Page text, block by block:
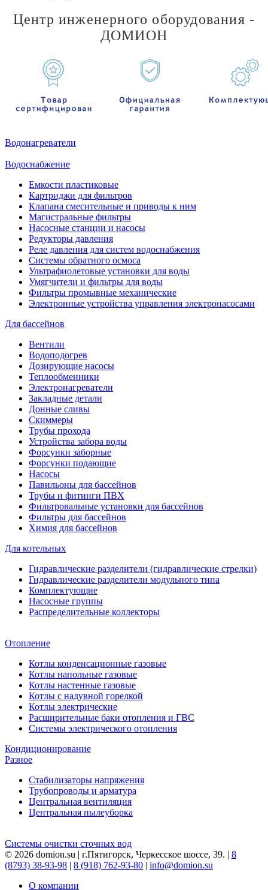
Центр инженерного оборудования -
ДОМИОН
Водонагреватели
Водоснабжение
Емкости пластиковые
Картриджи для фильтров
Клапана смесительные и приводы к ним
Магистральные фильтры
Насосные станции и насосы
Редукторы давления
Реле давления для систем водоснабжения
Системы обратного осмоса
Ультрафиолетовые установки для воды
Умягчители и фильтры для воды
Фильтры промывные механические
Электронные устройства управления электронасосами
Для бассейнов
Вентили
Водоподогрев
Дозирующие насосы
Теплообменники
Электронагреватели
Закладные детали
Донные сливы
Скиммеры
Трубы прохода
Устройства забора воды
Форсунки заборные
Форсунки подающие
Насосы
Павильоны для бассейнов
Трубы и фитинги ПВХ
Фильтровальные установки для бассейнов
Фильтры для бассейнов
Химия для бассейнов
Для котельных
Гидравлические разделители (гидравлические стрелки)
Гидравлические разделители модульного типа
Комплектующие
Насосные группы
Распределительные коллекторы
Отопление
Котлы конденсационные газовые
Котлы напольные газовые
Котлы настенные газовые
Котлы с надувной горелкой
Котлы электрические
Расширительные баки отопления и ГВС
Системы электрического отопления
Кондиционирование
Разное
Стабилизаторы напряжения
Трубопроводы и арматура
Центральная вентиляция
Центральная пылеуборка
Системы очистки сточных вод
© 2026 domion.su | г.Пятигорск, Черкесское шоссе, 39. | 8
(8793) 38-93-98 | 8 (918) 762-93-80 | info@domion.su
О компании